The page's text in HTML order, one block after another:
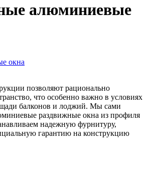
алюминиевые
окна
позволяют рационально
что особенно важно в условиях
балконов и лоджий. Мы сами
раздвижные окна из профиля
надежную фурнитуру,
гарантию на конструкцию